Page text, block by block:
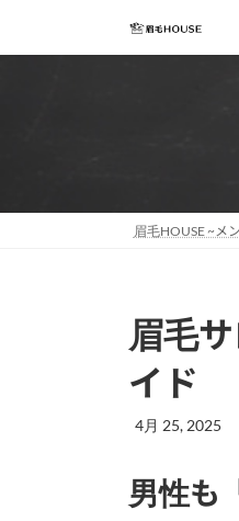
移
眉毛HOUSE ~メ
眉毛
イド
4月 25, 2025
男性も